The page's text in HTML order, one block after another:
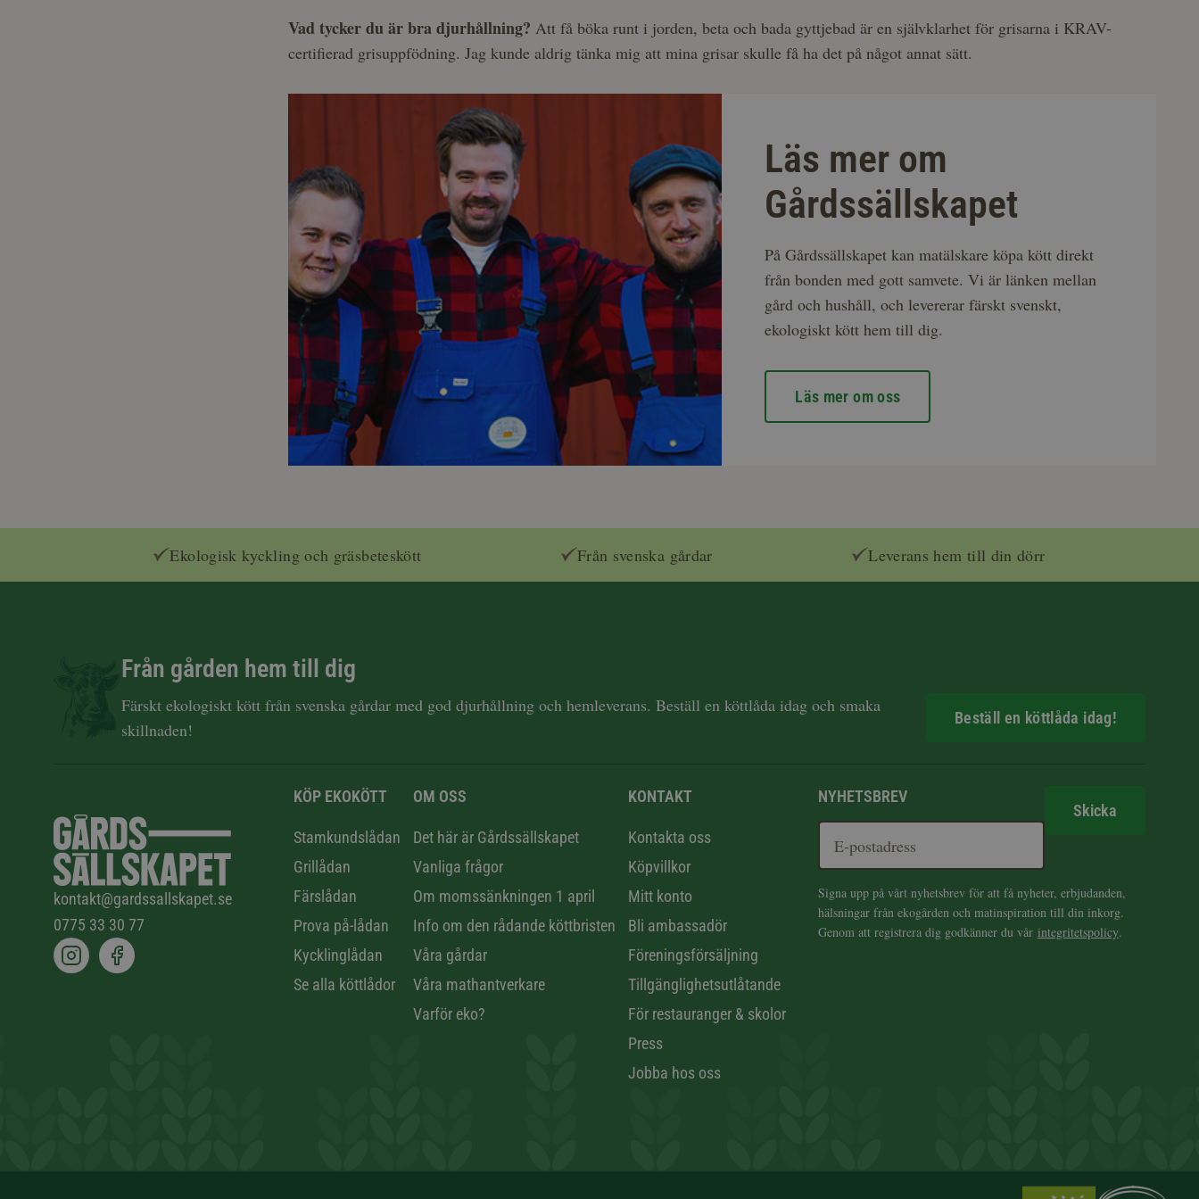
Vad tycker du är bra djurhållning? Att få böka runt i jorden, beta och bada gyttjebad är en självklarhet för grisarna i KRAV-
certifierad grisuppfödning. Jag kunde aldrig tänka mig att mina grisar skulle få ha det på något annat sätt.
Läs mer om
Gårdssällskapet
På Gårdssällskapet kan matälskare köpa kött direkt
från bonden med gott samvete. Vi är länken mellan
gård och hushåll, och levererar färskt svenskt,
ekologiskt kött hem till dig.
Läs mer om oss
Ekologisk kyckling och gräsbeteskött Från svenska gårdar Leverans hem till din dörr
Från gården hem till dig
Färskt ekologiskt kött från svenska gårdar med god djurhållning och hemleverans. Beställ en köttlåda idag och smaka
skillnaden!
Beställ en köttlåda idag!
kontakt@gardssallskapet.se
0775 33 30 77
KÖP EKOKÖTT
Stamkundslådan
Grillådan
Färslådan
Prova på-lådan
Kycklinglådan
Se alla köttlådor
OM OSS
Det här är Gårdssällskapet
Vanliga frågor
Om momssänkningen 1 april
Info om den rådande köttbristen
Våra gårdar
Våra mathantverkare
Varför eko?
KONTAKT
Kontakta oss
Köpvillkor
Mitt konto
Bli ambassadör
Föreningsförsäljning
Tillgänglighetsutlåtande
För restauranger & skolor
Press
Jobba hos oss
NYHETSBREV
Skicka
Signa upp på vårt nyhetsbrev för att få nyheter, erbjudanden,
hälsningar från ekogården och matinspiration till din inkorg.
Genom att registrera dig godkänner du vår integritetspolicy.